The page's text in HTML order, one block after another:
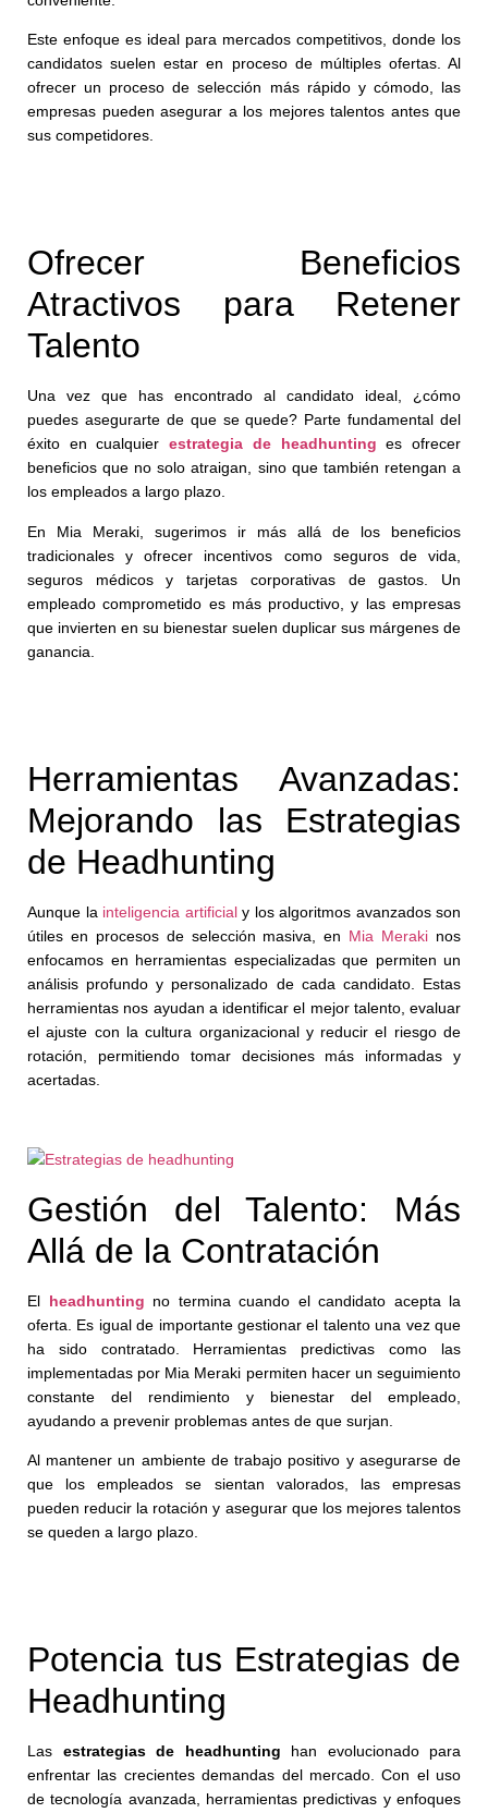
Este enfoque es ideal para mercados competitivos, donde los
candidatos suelen estar en proceso de múltiples ofertas. Al
ofrecer un proceso de selección más rápido y cómodo, las
empresas pueden asegurar a los mejores talentos antes que
sus competidores.
Ofrecer Beneficios
Atractivos para Retener
Talento
Una vez que has encontrado al candidato ideal, ¿cómo
puedes asegurarte de que se quede? Parte fundamental del
éxito en cualquierestrategia de headhunting es ofrecer
beneficios que no solo atraigan, sino que también retengan a
los empleados a largo plazo.
En Mia Meraki, sugerimos ir más allá de los beneficios
tradicionales y ofrecer incentivos como seguros de vida,
seguros médicos y tarjetas corporativas de gastos. Un
empleado comprometido es más productivo, y las empresas
que invierten en su bienestar suelen duplicar sus márgenes de
ganancia.
Herramientas Avanzadas:
Mejorando las Estrategias
de Headhunting
Aunque la inteligencia artificialy los algoritmos avanzados son
útiles en procesos de selección masiva, en Mia Meraki nos
enfocamos en herramientas especializadas que permiten un
análisis profundo y personalizado de cada candidato. Estas
herramientas nos ayudan a identificar el mejor talento, evaluar
el ajuste con la cultura organizacional y reducir el riesgo de
rotación, permitiendo tomar decisiones más informadas y
acertadas.
Gestión del Talento: Más
Allá de la Contratación
El headhunting no termina cuando el candidato acepta la
oferta. Es igual de importante gestionar el talento una vez que
ha sido contratado. Herramientas predictivas como las
implementadas por Mia Meraki permiten hacer un seguimiento
constante del rendimiento y bienestar del empleado,
ayudando a prevenir problemas antes de que surjan.
Al mantener un ambiente de trabajo positivo y asegurarse de
que los empleados se sientan valorados, las empresas
pueden reducir la rotación y asegurar que los mejores talentos
se queden a largo plazo.
Potencia tus Estrategias de
Headhunting
Las estrategias de headhunting han evolucionado para
enfrentar las crecientes demandas del mercado. Con el uso
de tecnología avanzada, herramientas predictivas y enfoques